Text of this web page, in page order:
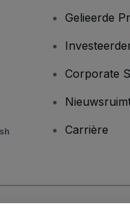
Gelieerde
Corporate
Carrière